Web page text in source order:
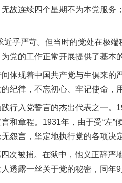
无故连续四个星期不为本党服
乎严苛。但当时的党处在极端
党的工作正常开展提供了基本
现着中国共产党与生俱来的
纪律，不忘初心、牢记使命，
入党誓言的杰出代表之一。
和章程。1931年，由于受“左
怨言，坚定地执行党的各项决定
被捕。在狱中，他义正辞严
透露一丝关于党的秘密，同年